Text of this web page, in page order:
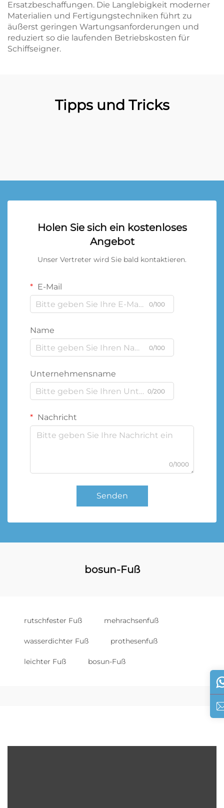
Ersatzbeschaffungen. Die Langlebigkeit moderner
Materialien und Fertigungstechniken führt zu
äußerst geringen Wartungsanforderungen und
reduziert so die laufenden Betriebskosten für
Schiffseigner.
Tipps und Tricks
Holen Sie sich ein kostenloses
Angebot
Unser Vertreter wird Sie bald kontaktieren.
E-Mail
0/100
Name
0/100
Unternehmensname
0/200
Nachricht
0/1000
Senden
bosun-Fuß
rutschfester Fuß mehrachsenfuß
wasserdichter Fuß prothesenfuß
leichter Fuß bosun-Fuß